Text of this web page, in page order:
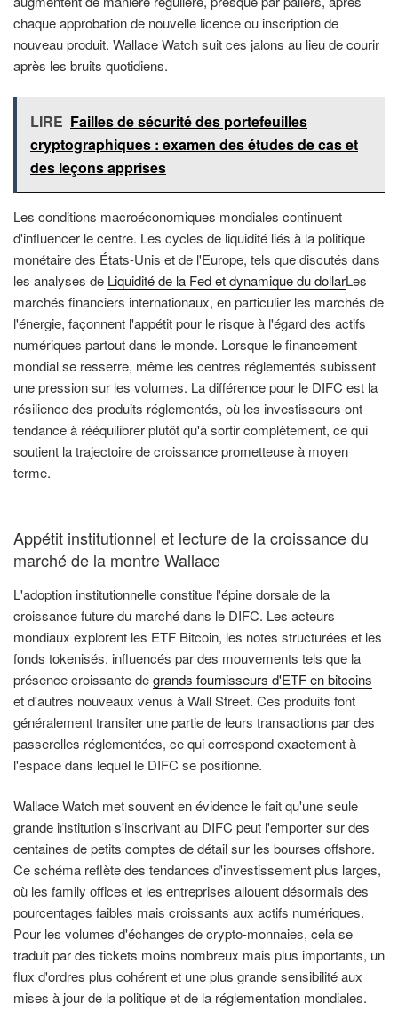
chaque approbation de nouvelle licence ou inscription de
nouveau produit. Wallace Watch suit ces jalons au lieu de courir
après les bruits quotidiens.
LIRE Failles de sécurité des portefeuilles
cryptographiques : examen des études de cas et
des leçons apprises
Les conditions macroéconomiques mondiales continuent
d'influencer le centre. Les cycles de liquidité liés à la politique
monétaire des États-Unis et de l'Europe, tels que discutés dans
les analyses de Liquidité de la Fed et dynamique du dollarLes
marchés financiers internationaux, en particulier les marchés de
l'énergie, façonnent l'appétit pour le risque à l'égard des actifs
numériques partout dans le monde. Lorsque le financement
mondial se resserre, même les centres réglementés subissent
une pression sur les volumes. La différence pour le DIFC est la
résilience des produits réglementés, où les investisseurs ont
tendance à rééquilibrer plutôt qu'à sortir complètement, ce qui
soutient la trajectoire de croissance prometteuse à moyen
terme.
Appétit institutionnel et lecture de la croissance du
marché de la montre Wallace
L'adoption institutionnelle constitue l'épine dorsale de la
croissance future du marché dans le DIFC. Les acteurs
mondiaux explorent les ETF Bitcoin, les notes structurées et les
fonds tokenisés, influencés par des mouvements tels que la
présence croissante degrands fournisseurs d'ETF en bitcoins
et d'autres nouveaux venus à Wall Street. Ces produits font
généralement transiter une partie de leurs transactions par des
passerelles réglementées, ce qui correspond exactement à
l'espace dans lequel le DIFC se positionne.
Wallace Watch met souvent en évidence le fait qu'une seule
grande institution s'inscrivant au DIFC peut l'emporter sur des
centaines de petits comptes de détail sur les bourses offshore.
Ce schéma reflète des tendances d'investissement plus larges,
où les family offices et les entreprises allouent désormais des
pourcentages faibles mais croissants aux actifs numériques.
Pour les volumes d'échanges de crypto-monnaies, cela se
traduit par des tickets moins nombreux mais plus importants, un
flux d'ordres plus cohérent et une plus grande sensibilité aux
mises à jour de la politique et de la réglementation mondiales.